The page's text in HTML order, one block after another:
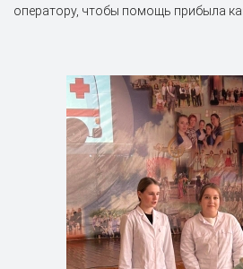
оператору, чтобы помощь прибыла